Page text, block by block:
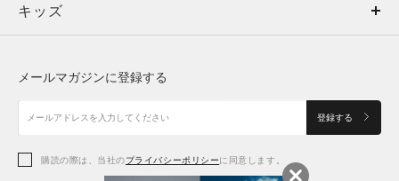
キッズ
アクセサリー
ボトムス
アクセサリー
トップス
シューズ
アクセサリー
キッズ
シューズ
メールマガジンに登録する
登録する
購読の際は、当社のプライバシーポリシーに同意します。